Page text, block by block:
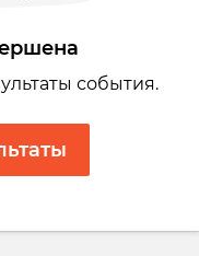
события.